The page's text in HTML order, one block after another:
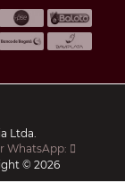
Ltda.
WhatsApp:
© 2026